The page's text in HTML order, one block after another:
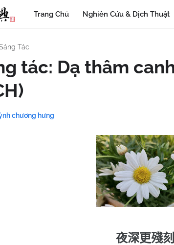
Trang Chủ Nghiên Cứu & Dịch Thuật
Tác
tác: Dạ thâm
chương hưng
夜深更殘